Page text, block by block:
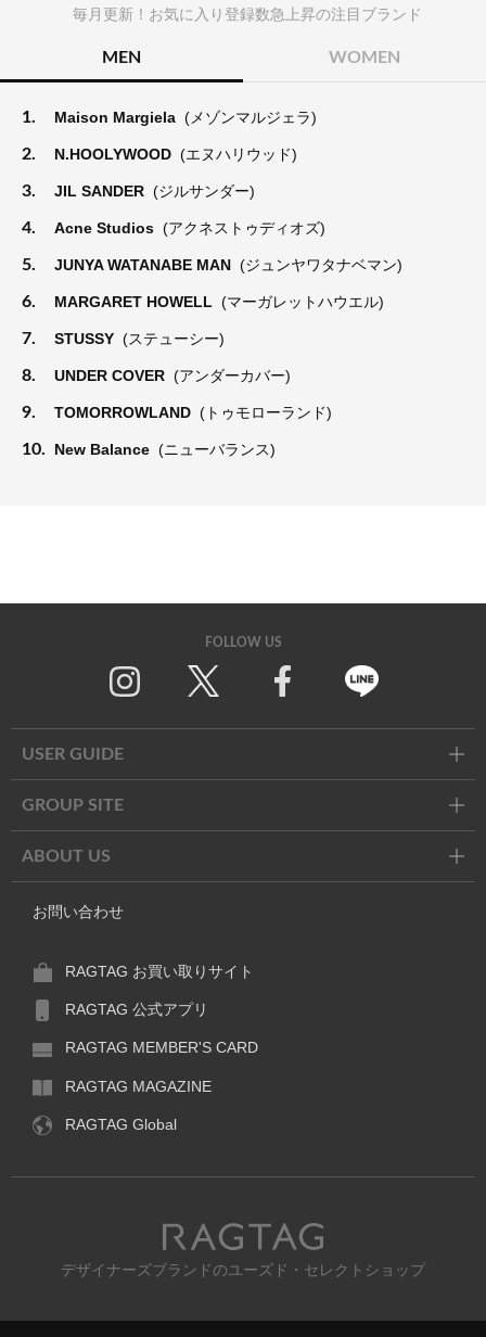
毎月更新！お気に入り登録数急上昇の注目ブランド
MEN WOMEN
1. Maison Margiela (メゾンマルジェラ)
2. N.HOOLYWOOD (エヌハリウッド)
3. JIL SANDER (ジルサンダー)
4. Acne Studios (アクネストゥディオズ)
5. JUNYA WATANABE MAN (ジュンヤワタナベマン)
6. MARGARET HOWELL (マーガレットハウエル)
7. STUSSY (ステューシー)
8. UNDER COVER (アンダーカバー)
9. TOMORROWLAND (トゥモローランド)
10. New Balance (ニューバランス)
FOLLOW US
USER GUIDE
GROUP SITE
ABOUT US
お問い合わせ
RAGTAG お買い取りサイト
RAGTAG 公式アプリ
RAGTAG MEMBER'S CARD
RAGTAG MAGAZINE
RAGTAG Global
RAGTAG
デザイナーズブランドのユーズド・セレクトショップ